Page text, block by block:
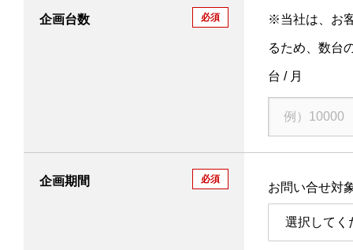
企画台数 必須 ※当社は、お
るため、数台
台 / 月
企画期間 必須
お問い合せ対
選択してく